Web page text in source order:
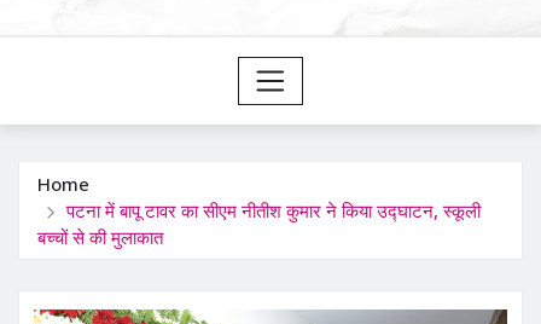
Home
पटना में बापू टावर का सीएम नीतीश कुमार ने किया उद्घाटन, स्कूली
बच्चों से की मुलाकात